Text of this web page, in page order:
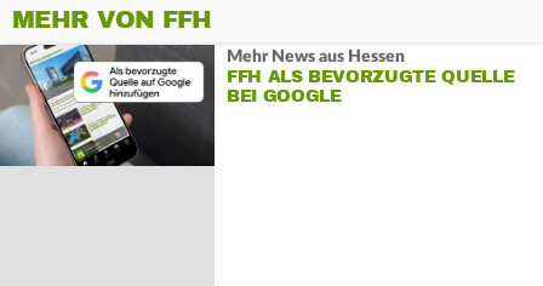
MEHR VON FFH
Mehr News aus Hessen
FFH ALS BEVORZUGTE QUELLE
BEI GOOGLE